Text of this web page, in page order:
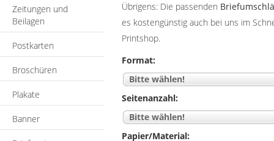
Zeitungen und
Beilagen
Postkarten
Broschüren
Plakate
Banner
Übrigens: Die passenden
es kostengünstig auch bei uns im
Printshop.
Format:
Bitte wählen!
Seitenanzahl:
Bitte wählen!
Papier/Material: